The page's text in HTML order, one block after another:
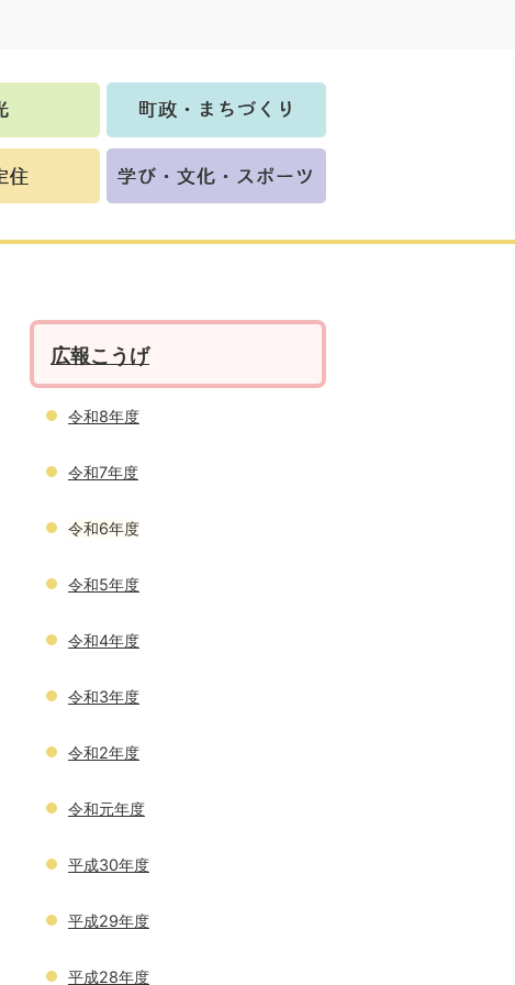
広報こうげ
令和8年度
令和7年度
令和6年度
令和5年度
令和4年度
令和3年度
令和2年度
令和元年度
平成30年度
平成29年度
平成28年度